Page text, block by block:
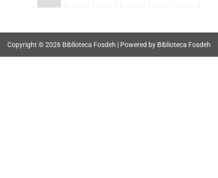
Copyright © 2026 Biblioteca Fosdeh | Powered by Biblioteca Fosdeh